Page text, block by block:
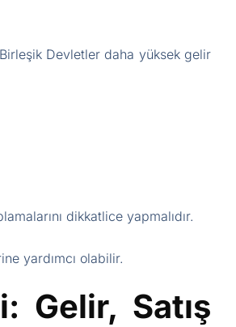
Devletler daha yüksek gelir
dikkatlice yapmalıdır.
yardımcı olabilir.
Gelir, Satış